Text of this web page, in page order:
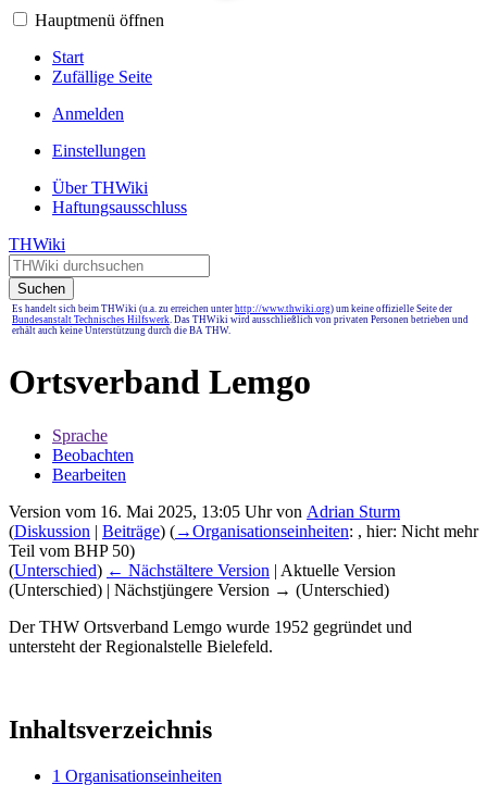
Hauptmenü öffnen
Start
Zufällige Seite
Anmelden
Einstellungen
Über THWiki
Haftungsausschluss
THWiki
Suchen
Es handelt sich beim THWiki (u.a. zu erreichen unter http://www.thwiki.org) um keine offizielle Seite der
Bundesanstalt Technisches Hilfswerk. Das THWiki wird ausschließlich von privaten Personen betrieben und
erhält auch keine Unterstützung durch die BA THW.
Ortsverband Lemgo
Sprache
Beobachten
Bearbeiten
Version vom 16. Mai 2025, 13:05 Uhr von Adrian Sturm
(Diskussion | Beiträge) (→‎Organisationseinheiten: , hier: Nicht mehr
Teil vom BHP 50)
(Unterschied) ← Nächstältere Version | Aktuelle Version
(Unterschied) | Nächstjüngere Version → (Unterschied)
Der THW Ortsverband Lemgo wurde 1952 gegründet und
untersteht der Regionalstelle Bielefeld.
Inhaltsverzeichnis
1 Organisationseinheiten